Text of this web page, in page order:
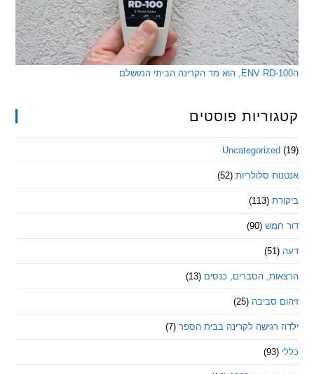
פוסטים
סלולריות (52)
(90)
הסברים, כנסים (13)
סביבה (25)
לקרינה בבית הספר (7)